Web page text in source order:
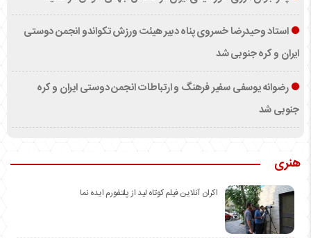
استاد وحیدرضا خسروی پناه دبیر هیئت ورزش تکواندو انجمن دوستی
ایران و کره جنوبی شد
رضوانه یوسفی سفیر فرهنگ و ارتباطات انجمن دوستی ایران و کره
جنوبی شد
هنری
اکران آنلاین فیلم کوتاه لید از پلتفورم ایده نما